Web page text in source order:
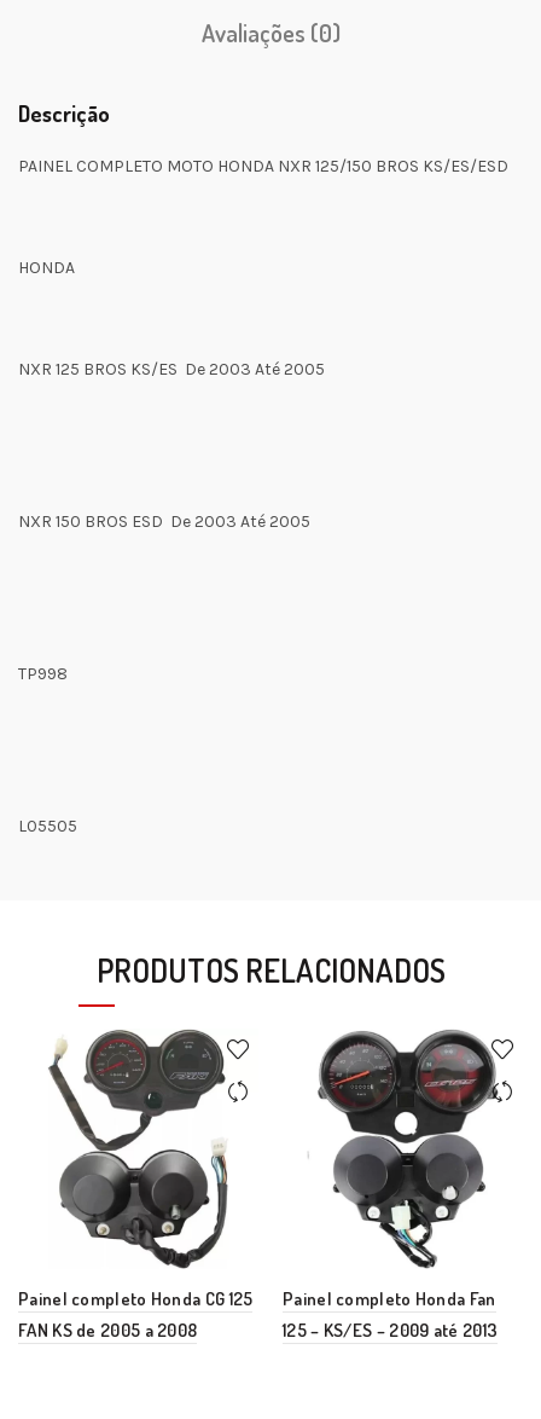
Avaliações (0)
Descrição
PAINEL COMPLETO MOTO HONDA NXR 125/150 BROS KS/ES/ESD
HONDA
NXR 125 BROS KS/ES De 2003 Até 2005
NXR 150 BROS ESD De 2003 Até 2005
TP998
L05505
PRODUTOS RELACIONADOS
Painel completo Honda CG 125
FAN KS de 2005 a 2008
Painel completo Honda Fan
125 – KS/ES – 2009 até 2013